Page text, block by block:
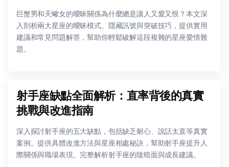
巨蟹男和天蠍女的曖昧關係為什麼總是讓人又愛又恨？本文深
入剖析兩大星座的曖昧模式、隱藏訊號與突破技巧，提供實用
建議和常見問題解答，幫助你輕鬆破解這段複雜的星座愛情難
題。
射手座缺點全面解析：直率背後的真實
挑戰與改進指南
深入探討射手座的五大缺點，包括缺乏耐心、說話太直等真實
案例。提供具體改進方法與星座相處秘訣，幫助射手座提升人
際關係與職場表現。完整解析射手座的陰暗面與成長建議。